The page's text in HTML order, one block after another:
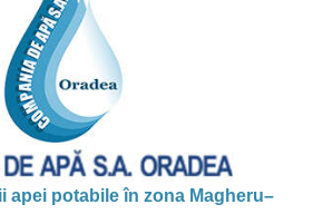
apei potabile în zona Magheru–